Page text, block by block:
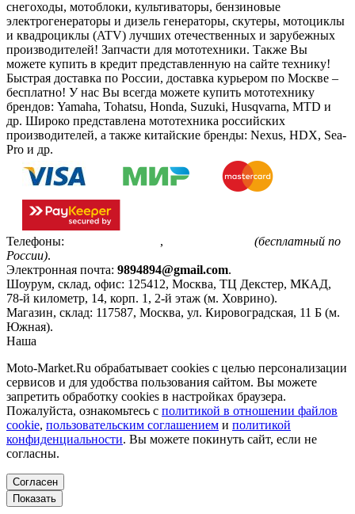
снегоходы, мотоблоки, культиваторы, бензиновые
электрогенераторы и дизель генераторы, скутеры, мотоциклы
и квадроциклы (ATV) лучших отечественных и зарубежных
производителей! Запчасти для мототехники. Также Вы
можете купить в кредит представленную на сайте технику!
Быстрая доставка по России, доставка курьером по Москве –
бесплатно! У нас Вы всегда можете купить мототехнику
брендов: Yamaha, Tohatsu, Honda, Suzuki, Husqvarna, MTD и
др. Широко представлена мототехника российских
производителей, а также китайские бренды: Nexus, HDX, Sea-
Pro и др.
Телефоны: ,
(бесплатный по
России).
Электронная почта: 9894894@gmail.com.
Шоурум, склад, офис: 125412, Москва, ТЦ Декстер, МКАД,
78-й километр, 14, корп. 1, 2-й этаж (м. Ховрино).
Магазин, склад: 117587, Москва, ул. Кировоградская, 11 Б (м.
Южная).
Наша
Moto-Market.Ru обрабатывает сookies с целью персонализации
сервисов и для удобства пользования сайтом. Вы можете
запретить обработку сookies в настройках браузера.
Пожалуйста, ознакомьтесь с политикой в отношении файлов
cookie, пользовательским соглашением и политикой
конфиденциальности. Вы можете покинуть сайт, если не
согласны.
Согласен
Показать